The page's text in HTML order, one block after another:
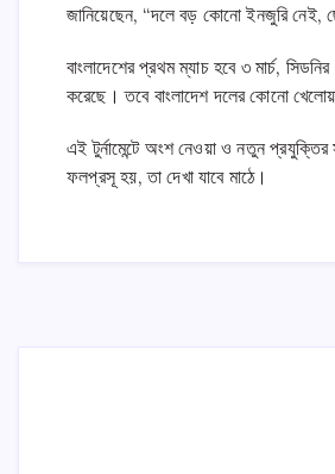
জানিয়েছেন, “দলে বড় কোনো ইনজুরি নেই,
বাংলাদেশের প্রথম ম্যাচ হবে ৩ মার্চ,
করেছে। তবে বাংলাদেশ দলের কোনো
এই টুর্নামেন্টে অংশ নেওয়া ও নতুন
ফলপ্রসূ হয়, তা দেখা যাবে মাঠে।